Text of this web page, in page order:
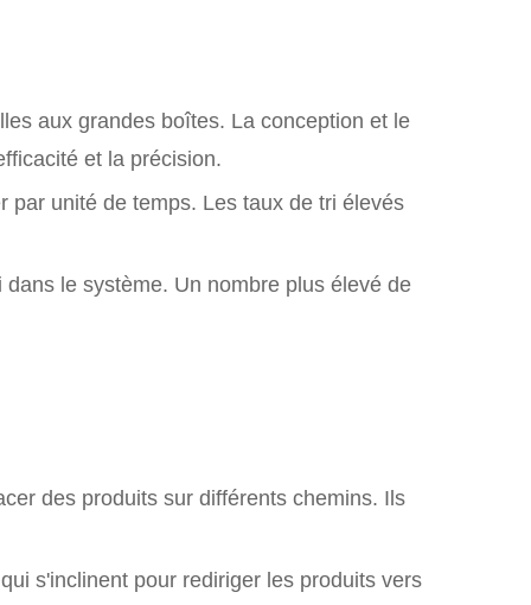
aux grandes boîtes. La conception et le
et la précision.
par unité de temps. Les taux de tri élevés
le système. Un nombre plus élevé de
des produits sur différents chemins. Ils
s'inclinent pour rediriger les produits vers